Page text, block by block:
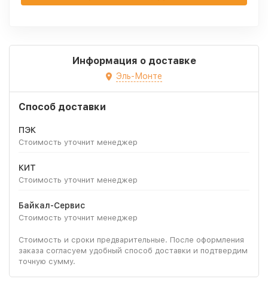
Информация о доставке
Эль-Монте
Способ доставки
ПЭК
Стоимость уточнит менеджер
КИТ
Стоимость уточнит менеджер
Байкал-Сервис
Стоимость уточнит менеджер
Стоимость и сроки предварительные. После оформления
заказа согласуем удобный способ доставки и подтвердим
точную сумму.